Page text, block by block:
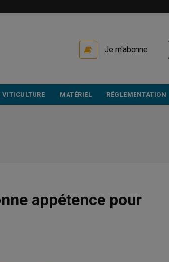
Je m'abonne
VITICULTURE MATÉRIEL RÉGLEMENTATION
appétence pour